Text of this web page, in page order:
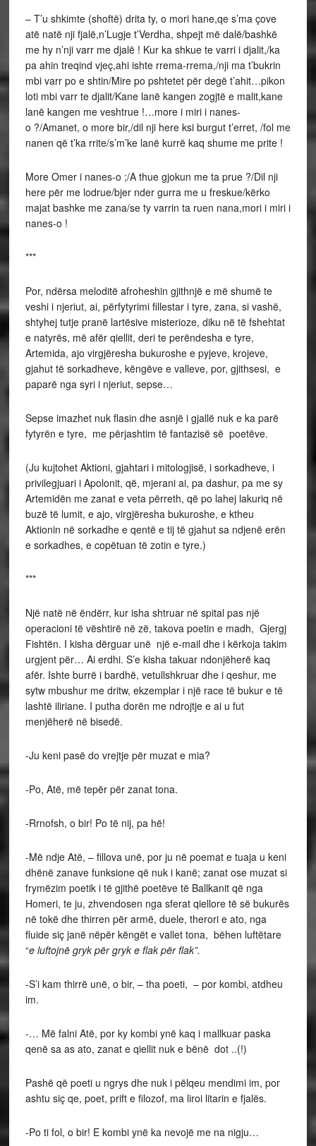
– T’u shkimte (shoftë) drita ty, o mori hane,qe s’ma çove
atë natë nji fjalë,n’Lugje t’Verdha, shpejt më dalë/bashkë
me hy n’nji varr me djalë ! Kur ka shkue te varri i djalit,/ka
pa ahin treqind vjeç,ahi ishte rrema-rrema,/nji ma t’bukrin
mbi varr po e shtin/Mire po pshtetet për degë t’ahit…pikon
loti mbi varr te djalit/Kane lanë kangen zogjtë e malit,kane
lanë kangen me veshtrue !…more i miri i nanes-
o ?/Amanet, o more bir,/dil nji here ksi burgut t’erret, /fol me
nanen që t’ka rrite/s’m’ke lanë kurrë kaq shume me prite !
More Omer i nanes-o ;/A thue gjokun me ta prue ?/Dil nji
here për me lodrue/bjer nder gurra me u freskue/kërko
majat bashke me zana/se ty varrin ta ruen nana,mori i miri i
nanes-o !
***
Por, ndërsa meloditë afroheshin gjithnjë e më shumë te
veshi i njeriut, ai, përfytyrimi fillestar i tyre, zana, si vashë,
shtyhej tutje pranë lartësive misterioze, diku në të fshehtat
e natyrës, më afër qiellit, deri te perëndesha e tyre,
Artemida, ajo virgjëresha bukuroshe e pyjeve, krojeve,
gjahut të sorkadheve, këngëve e valleve, por, gjithsesi, e
paparë nga syri i njeriut, sepse…
Sepse imazhet nuk flasin dhe asnjë i gjallë nuk e ka parë
fytyrën e tyre, me përjashtim të fantazisë së poetëve.
(Ju kujtohet Aktioni, gjahtari i mitologjisë, i sorkadheve, i
privilegjuari i Apolonit, që, mjerani ai, pa dashur, pa me sy
Artemidën me zanat e veta përreth, që po lahej lakuriq në
buzë të lumit, e ajo, virgjëresha bukuroshe, e ktheu
Aktionin në sorkadhe e qentë e tij të gjahut sa ndjenë erën
e sorkadhes, e copëtuan të zotin e tyre.)
***
Një natë në ëndërr, kur isha shtruar në spital pas një
operacioni të vështirë në zë, takova poetin e madh, Gjergj
Fishtën. I kisha dërguar unë një e-mail dhe i kërkoja takim
urgjent për… Ai erdhi. S’e kisha takuar ndonjëherë kaq
afër. Ishte burrë i bardhë, vetullshkruar dhe i qeshur, me
sytw mbushur me dritw, ekzemplar i një race të bukur e të
lashtë iliriane. I putha dorën me ndrojtje e ai u fut
menjëherë në bisedë.
-Ju keni pasë do vrejtje për muzat e mia?
-Po, Atë, më tepër për zanat tona.
-Rrnofsh, o bir! Po të nij, pa hë!
-Më ndje Atë, – fillova unë, por ju në poemat e tuaja u keni
dhënë zanave funksione që nuk i kanë; zanat ose muzat si
frymëzim poetik i të gjithë poetëve të Ballkanit që nga
Homeri, te ju, zhvendosen nga sferat qiellore të së bukurës
në tokë dhe thirren për armë, duele, therori e ato, nga
fluide siç janë nëpër këngët e vallet tona, bëhen luftëtare
“e luftojnë gryk për gryk e flak për flak”.
-S’i kam thirrë unë, o bir, – tha poeti, – por kombi, atdheu
im.
-… Më falni Atë, por ky kombi ynë kaq i mallkuar paska
qenë sa as ato, zanat e qiellit nuk e bënë dot ..(!)
Pashë që poeti u ngrys dhe nuk i pëlqeu mendimi im, por
ashtu siç qe, poet, prift e filozof, ma liroi litarin e fjalës.
-Po ti fol, o bir! E kombi ynë ka nevojë me na nigju…